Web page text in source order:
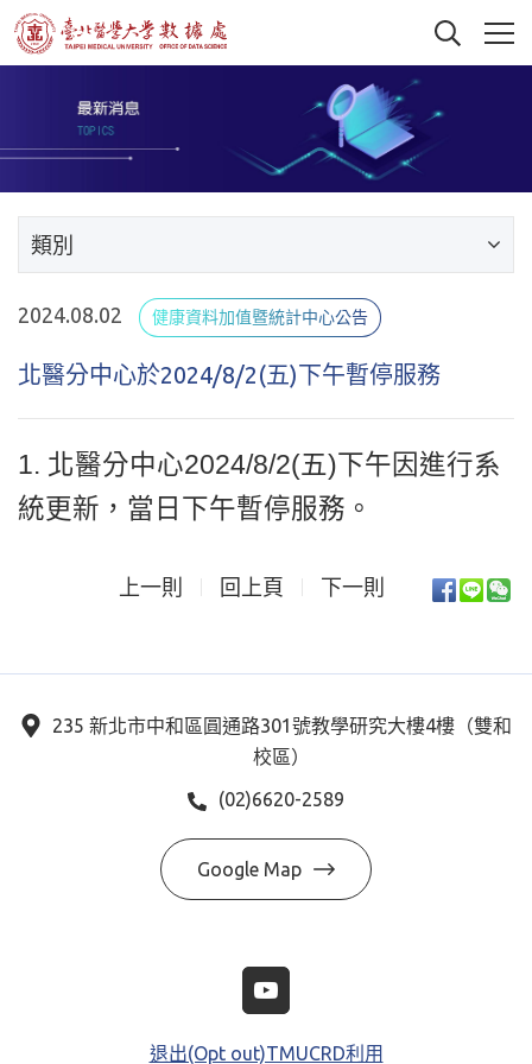
類別
2024.08.02 健康資料加值暨統計中心公告
北醫分中心於2024/8/2(五)下午暫停服務
1. 北醫分中心2024/8/2(五)下午因進行系
統更新，當日下午暫停服務。
上一則 回上頁 下一則
235 新北市中和區圓通路301號教學研究大樓4樓（雙和
校區）
(02)6620-2589
Google Map
退出(Opt out)TMUCRD利用